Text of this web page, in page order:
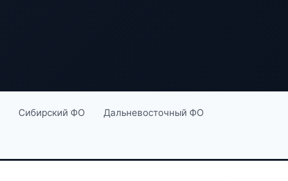
Сибирский ФО Дальневосточный ФО